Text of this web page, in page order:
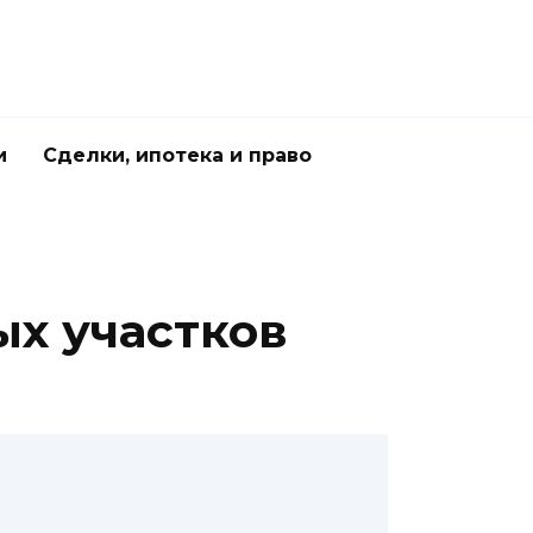
Сделки, ипотека и право
участков